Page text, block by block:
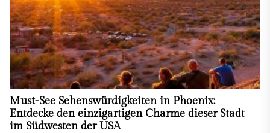
Must-See Sehenswürdigkeiten in Phoenix:
Entdecke den einzigartigen Charme dieser Stadt
im Südwesten der USA